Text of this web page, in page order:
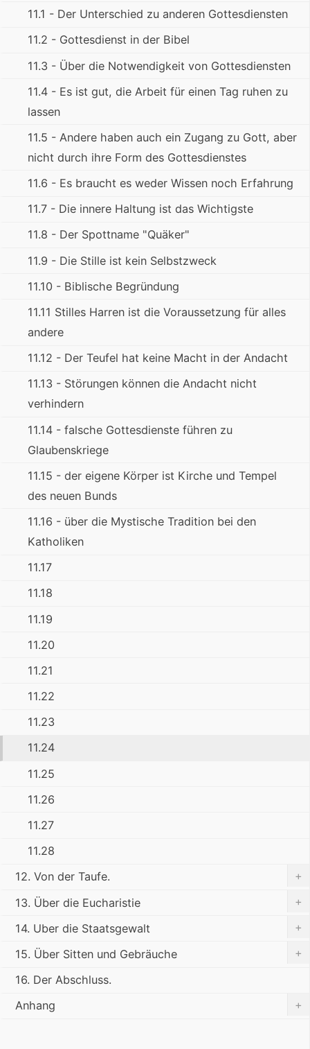
11.1 - Der Unterschied zu anderen Gottesdiensten
11.2 - Gottesdienst in der Bibel
11.3 - Über die Notwendigkeit von Gottesdiensten
11.4 - Es ist gut, die Arbeit für einen Tag ruhen zu
lassen
11.5 - Andere haben auch ein Zugang zu Gott, aber
nicht durch ihre Form des Gottesdienstes
11.6 - Es braucht es weder Wissen noch Erfahrung
11.7 - Die innere Haltung ist das Wichtigste
11.8 - Der Spottname "Quäker"
11.9 - Die Stille ist kein Selbstzweck
11.10 - Biblische Begründung
11.11 Stilles Harren ist die Voraussetzung für alles
andere
11.12 - Der Teufel hat keine Macht in der Andacht
11.13 - Störungen können die Andacht nicht
verhindern
11.14 - falsche Gottesdienste führen zu
Glaubenskriege
11.15 - der eigene Körper ist Kirche und Tempel
des neuen Bunds
11.16 - über die Mystische Tradition bei den
Katholiken
11.17
11.18
11.19
11.20
11.21
11.22
11.23
11.24
11.25
11.26
11.27
11.28
12. Von der Taufe.
+
13. Über die Eucharistie
+
14. Uber die Staatsgewalt
+
15. Über Sitten und Gebräuche
+
16. Der Abschluss.
Anhang
+